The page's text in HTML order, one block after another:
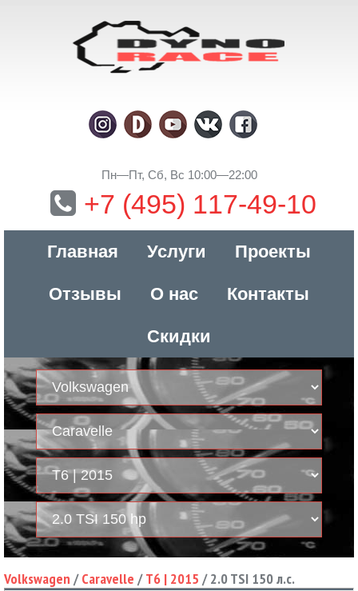
Пн—Пт, Сб, Вс 10:00—22:00
+7 (495) 117-49-10
Главная Услуги Проекты
Отзывы О нас Контакты
Скидки
Volkswagen /Caravelle /T6 | 2015 /2.0 TSI 150 л.с.